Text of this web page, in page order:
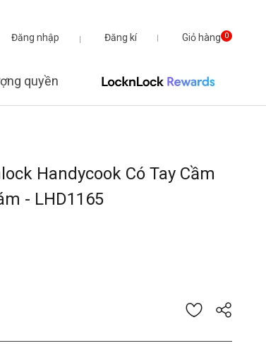
Đăng nhập Đăng kí Giỏ hàng 0
quyền
Handycook Có Tay Cầm
- LHD1165
hàng